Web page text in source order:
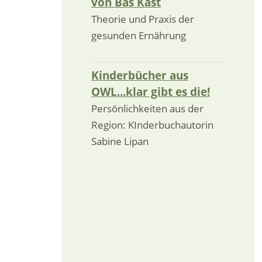
Theorie und Praxis der
gesunden Ernährung
Kinderbücher aus
OWL...klar gibt es die!
Persönlichkeiten aus der
Region: KInderbuchautorin
Sabine Lipan